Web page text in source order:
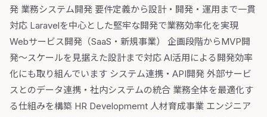
発 業務システム開発 要件定義から設計・開発・運用まで一貫
対応 Laravelを中心とした堅牢な開発で業務効率化を実現
Webサービス開発（SaaS・新規事業） 企画段階からMVP開
発〜スケールを見据えた設計まで対応 AI活用による開発効率
化にも取り組んでいます システム連携・API開発 外部サービ
スとのデータ連携・社内システムの統合 業務全体を最適化す
る仕組みを構築 HR Developmemt 人材育成事業 エンジニア